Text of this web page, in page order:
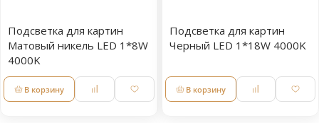
Подсветка для картин
Матовый никель LED 1*8W
4000K
В корзину
Подсветка для картин
Черный LED 1*18W 4000K
В корзину